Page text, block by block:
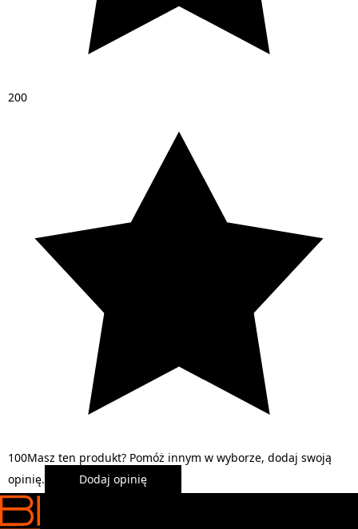
200
100Masz ten produkt? Pomóż innym w wyborze, dodaj swoją
opinię.
Dodaj opinię